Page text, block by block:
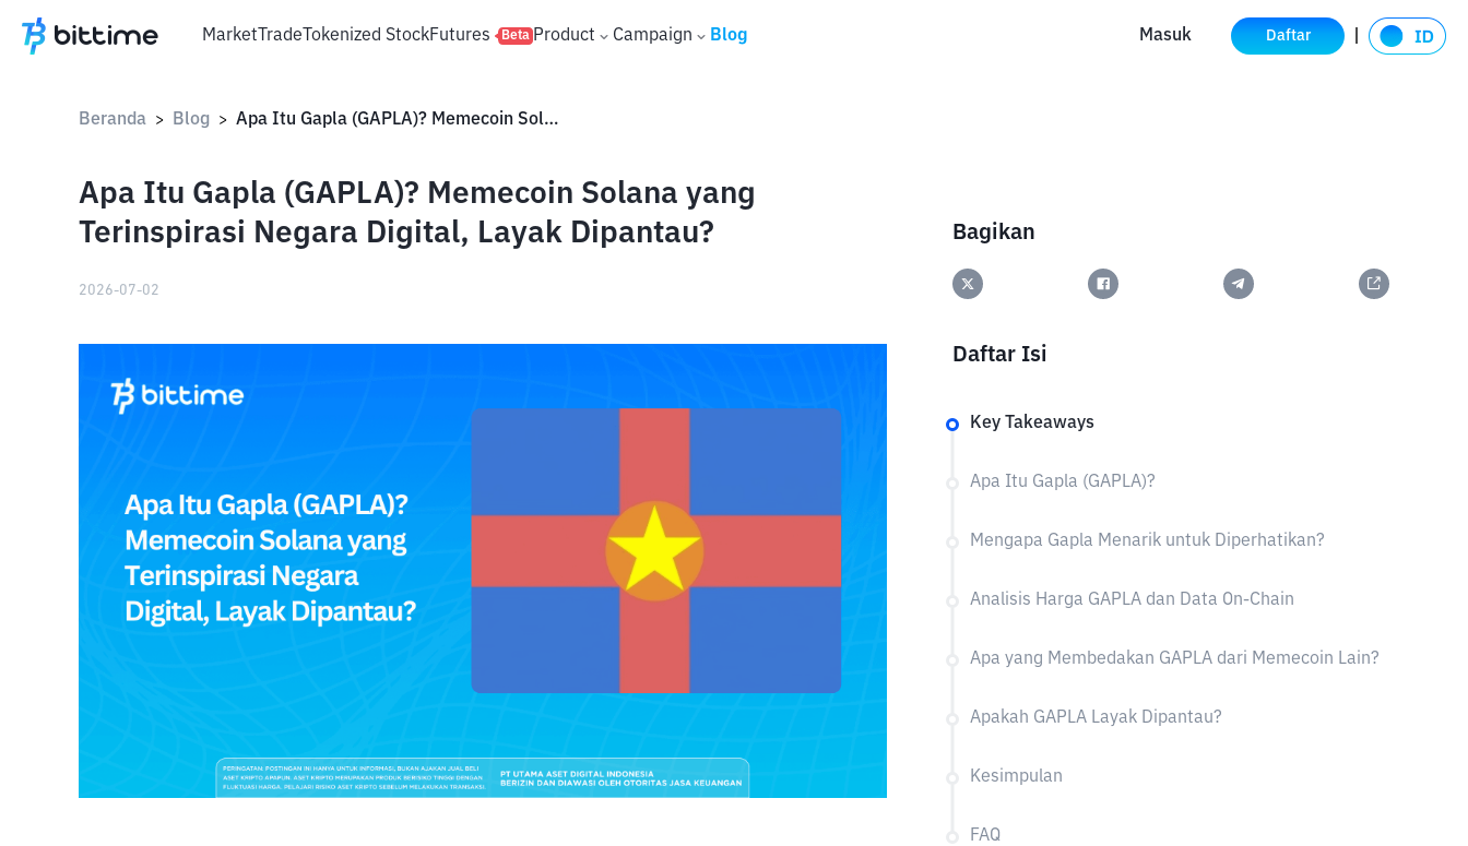
MarketTradeTokenized StockFutures Beta Product Campaign Blog Masuk Daftar
Beranda > Blog > Apa Itu Gapla (GAPLA)? Memecoin Solana yang Terinspirasi Negara Digital, Layak Dipantau?
Apa Itu Gapla (GAPLA)? Memecoin Solana yang
Terinspirasi Negara Digital, Layak Dipantau?
2026-07-02
Bagikan
Daftar Isi
Key Takeaways
Apa Itu Gapla (GAPLA)?
Mengapa Gapla Menarik untuk Diperhatikan?
Analisis Harga GAPLA dan Data On-Chain
Apa yang Membedakan GAPLA dari Memecoin Lain?
Apakah GAPLA Layak Dipantau?
Kesimpulan
FAQ